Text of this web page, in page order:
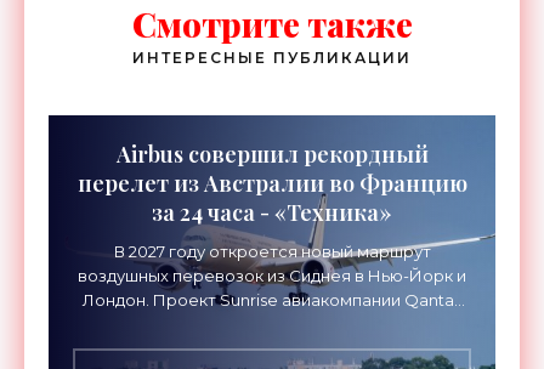
Смотрите также
ИНТЕРЕСНЫЕ ПУБЛИКАЦИИ
Airbus совершил рекордный
перелет из Австралии во Францию
за 24 часа - «Техника»
В 2027 году откроется новый маршрут
воздушных перевозок из Сиднея в Нью-Йорк и
Лондон. Проект Sunrise авиакомпании Qantas
длительностью до 24